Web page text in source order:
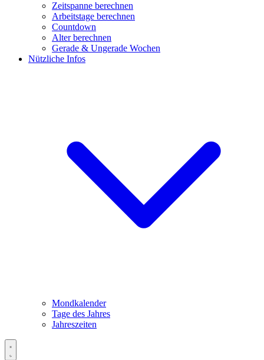
Zeitspanne berechnen
Arbeitstage berechnen
Countdown
Alter berechnen
Gerade & Ungerade Wochen
Nützliche Infos
Mondkalender
Tage des Jahres
Jahreszeiten